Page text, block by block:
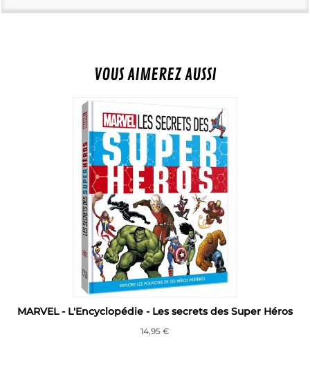
VOUS AIMEREZ AUSSI
MARVEL - L'Encyclopédie - Les secrets des Super Héros
14,95 €